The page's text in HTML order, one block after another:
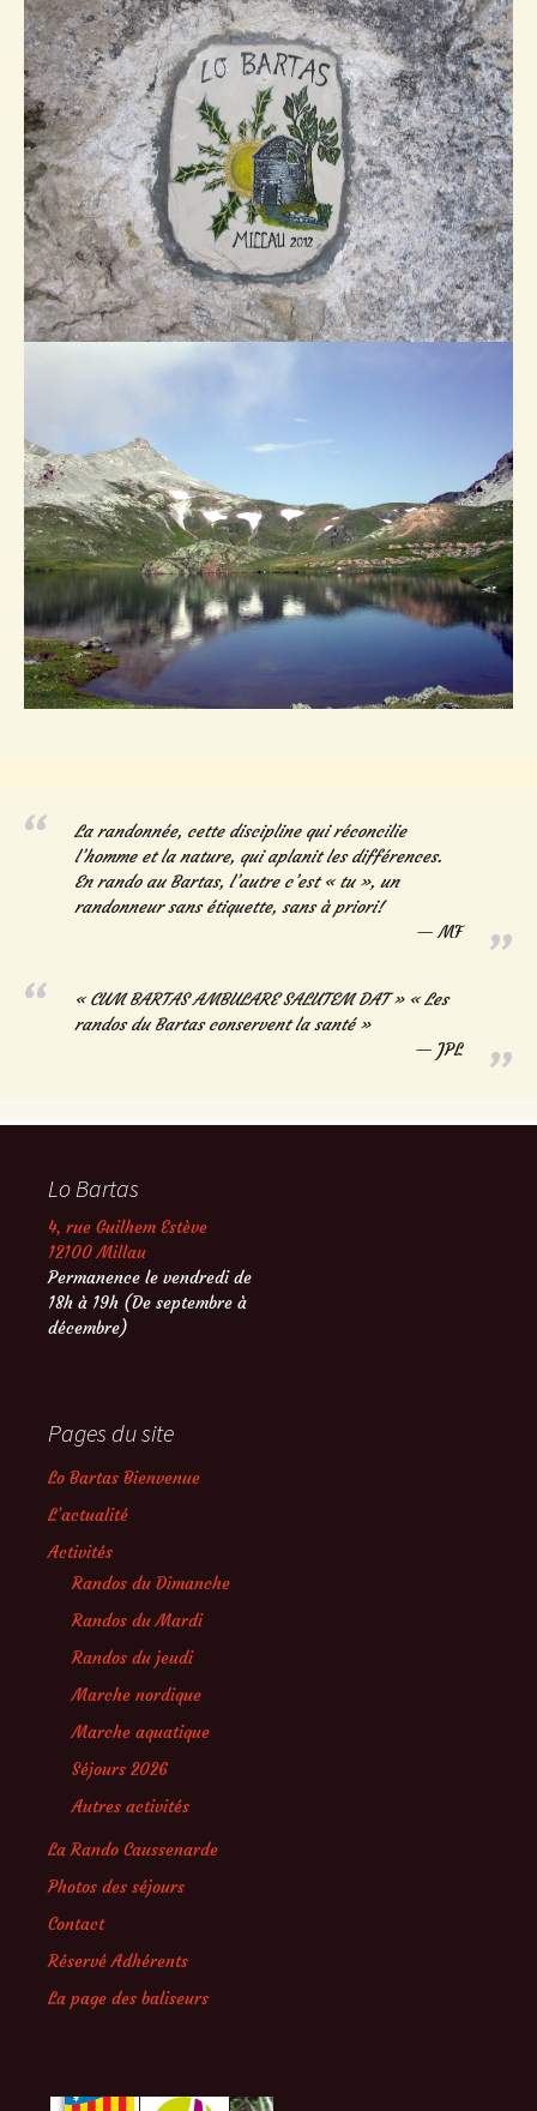
La randonnée, cette discipline qui réconcilie
l’homme et la nature, qui aplanit les différences.
En rando au Bartas, l’autre c’est « tu », un
randonneur sans étiquette, sans à priori!
MF
« CUM BARTAS AMBULARE SALUTEM DAT » « Les
randos du Bartas conservent la santé »
JPL
Lo Bartas
4, rue Guilhem Estève
12100 Millau
Permanence le vendredi de
18h à 19h (De septembre à
décembre)
Pages du site
Lo Bartas Bienvenue
L’actualité
Activités
Randos du Dimanche
Randos du Mardi
Randos du jeudi
Marche nordique
Marche aquatique
Séjours 2026
Autres activités
La Rando Caussenarde
Photos des séjours
Contact
Réservé Adhérents
La page des baliseurs